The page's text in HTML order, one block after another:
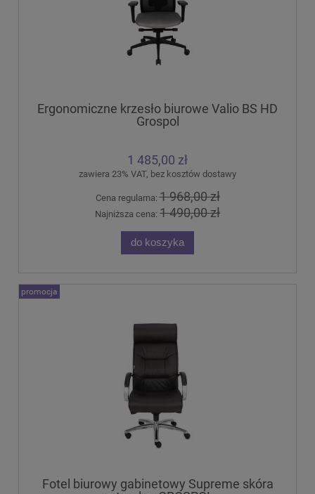
Ergonomiczne krzesło biurowe Valio BS HD
Grospol
1 485,00 zł
zawiera 23% VAT, bez kosztów dostawy
Cena regularna:1 968,00 zł
Najniższa cena: 1 490,00 zł
do koszyka
Fotel biurowy gabinetowy Supreme skóra
promocja